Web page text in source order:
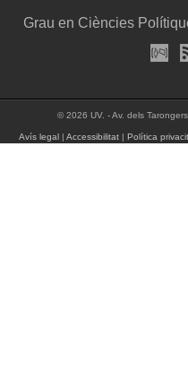
Grau en Ciències
© 2026 UV. - Av. dels
Avís legal| Accessibilitat| Política